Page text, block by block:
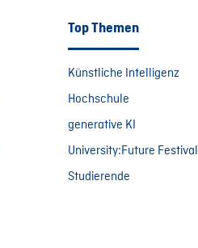
Top Themen
Künstliche Intelligenz
Hochschule
generative KI
University:Future Festival
Studierende